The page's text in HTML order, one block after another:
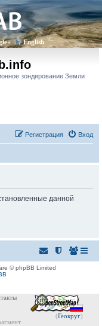
English
зондирование Земли
Вход
Регистрация
данной
© phpBB Limited
(Геокруг)